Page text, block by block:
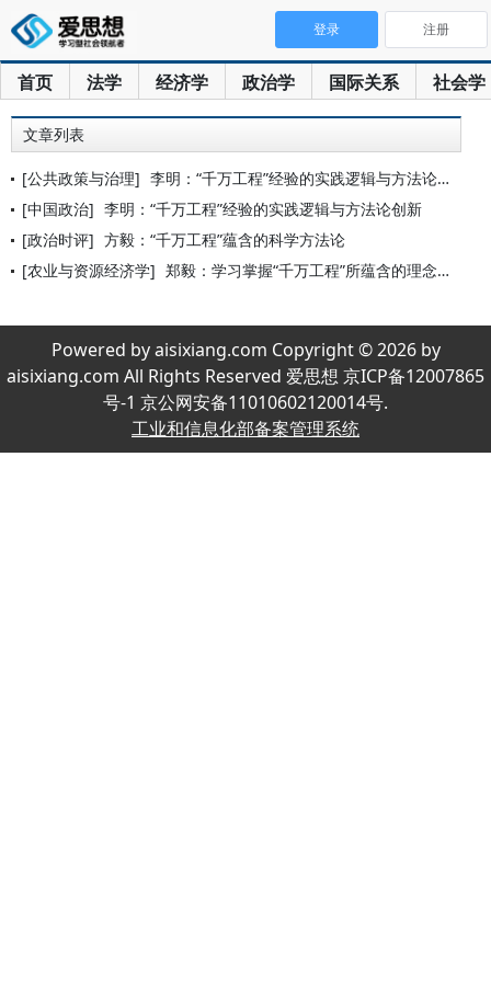
首页 法学 经济学 政治学 国际关系 社会学
登录 注册
文章列表
[公共政策与治理] 李明：“千万工程”经验的实践逻辑与方法论创新
[中国政治] 李明：“千万工程”经验的实践逻辑与方法论创新
[政治时评] 方毅：“千万工程”蕴含的科学方法论
[农业与资源经济学] 郑毅：学习掌握“千万工程”所蕴含的理念和方法
Powered by aisixiang.com Copyright © 2026 by
aisixiang.com All Rights Reserved 爱思想 京ICP备12007865
号-1 京公网安备11010602120014号.
工业和信息化部备案管理系统